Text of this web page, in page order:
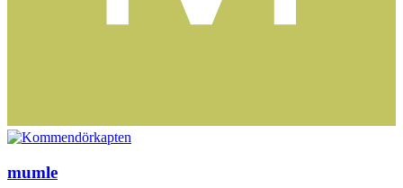
mumle